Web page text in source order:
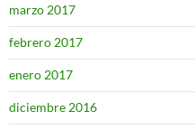
marzo 2017
febrero 2017
enero 2017
diciembre 2016